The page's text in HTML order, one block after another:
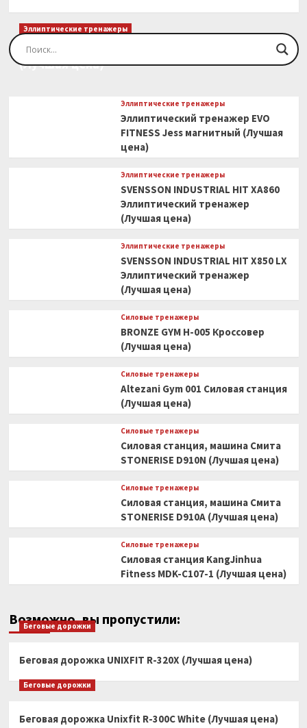
Эллиптические тренажеры
Эллиптический тренажер EVO FITNESS Orion
(Лучшая цена)
Эллиптические тренажеры
Эллиптический тренажер EVO
FITNESS Jess магнитный (Лучшая
цена)
Эллиптические тренажеры
SVENSSON INDUSTRIAL HIT XA860
Эллиптический тренажер
(Лучшая цена)
Эллиптические тренажеры
SVENSSON INDUSTRIAL HIT X850 LX
Эллиптический тренажер
(Лучшая цена)
Силовые тренажеры
BRONZE GYM H-005 Кроссовер
(Лучшая цена)
Силовые тренажеры
Altezani Gym 001 Силовая станция
(Лучшая цена)
Силовые тренажеры
Силовая станция, машина Смита
STONERISE D910N (Лучшая цена)
Силовые тренажеры
Силовая станция, машина Смита
STONERISE D910A (Лучшая цена)
Силовые тренажеры
Силовая станция KangJinhua
Fitness MDK-C107-1 (Лучшая цена)
Возможно, вы пропустили:
Беговые дорожки
Беговая дорожка UNIXFIT R-320X (Лучшая цена)
Беговые дорожки
Беговая дорожка Unixfit R-300C White (Лучшая цена)